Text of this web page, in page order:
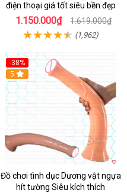
điện thoại giá tốt siêu bền đẹp
1.150.000₫ 1.619.000₫
(1,962)
-38%
Hot
5
Đồ chơi tình dục Dương vật ngựa
hít tường Siêu kích thích